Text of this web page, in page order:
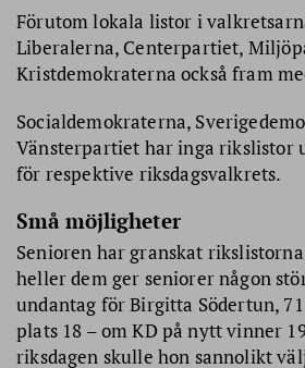
medelålder är 71,5 år.
Det innebär att17 procent av samtliga
äldre. Andelen var densamma vid
Förutom lokala listor i
Liberalerna, Centerpartiet,
Kristdemokraterna också fram
Socialdemokraterna,
Vänsterpartiet har inga rikslistor
för respektive riksdagsvalkrets.
Små möjligheter
Senioren har granskat
heller dem ger seniorer någon
undantag för Birgitta Södertun,
plats 18 – om KD på nytt vinner
riksdagen skulle hon sannolikt